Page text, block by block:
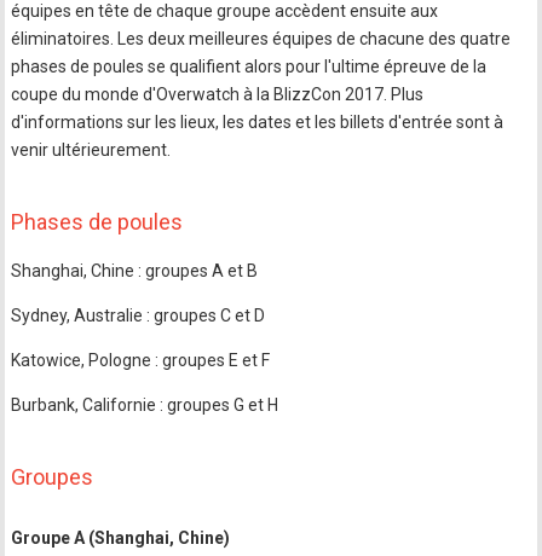
équipes en tête de chaque groupe accèdent ensuite aux
éliminatoires. Les deux meilleures équipes de chacune des quatre
phases de poules se qualifient alors pour l'ultime épreuve de la
coupe du monde d'Overwatch à la BlizzCon 2017. Plus
d'informations sur les lieux, les dates et les billets d'entrée sont à
venir ultérieurement.
Phases de poules
Shanghai, Chine : groupes A et B
Sydney, Australie : groupes C et D
Katowice, Pologne : groupes E et F
Burbank, Californie : groupes G et H
Groupes
Groupe A (Shanghai, Chine)